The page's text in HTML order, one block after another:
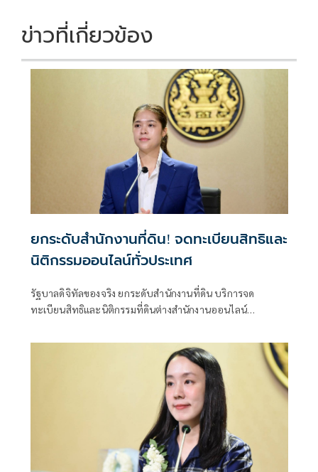
ข่าวที่เกี่ยวข้อง
ยกระดับสำนักงานที่ดิน! จดทะเบียนสิทธิและ
นิติกรรมออนไลน์ทั่วประเทศ
รัฐบาลดิจิทัลของจริง ยกระดับสำนักงานที่ดิน บริการจด
ทะเบียนสิทธิและนิติกรรมที่ดินต่างสำนักงานออนไลน์
กทม.เป็นสำนักงานที่ดินอิเล็กทรอนิกส์ทั้งระบบ